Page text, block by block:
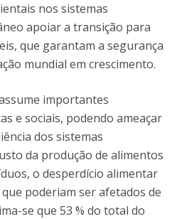
nos sistemas
apoiar a transição para
que garantam a segurança
mundial em crescimento.
importantes
e sociais, podendo ameaçar
dos sistemas
da produção de alimentos
o desperdício alimentar
poderiam ser afetados de
se que 53 % do total do